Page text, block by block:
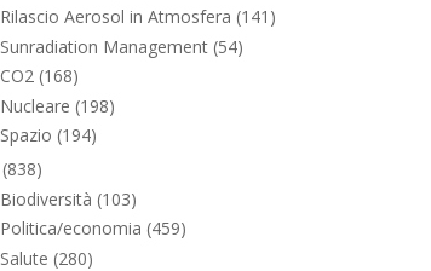
Rilascio Aerosol in Atmosfera (141)
Sunradiation Management (54)
CO2 (168)
Nucleare (198)
Spazio (194)
(838)
Biodiversità (103)
Politica/economia (459)
Salute (280)